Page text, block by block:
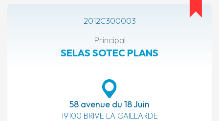
2012C300003
Principal
SELAS SOTEC PLANS
58 avenue du 18 Juin
19100 BRIVE LA GAILLARDE